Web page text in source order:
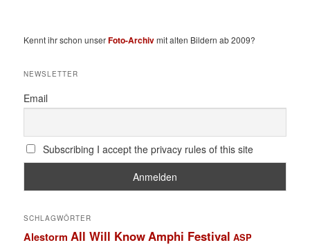
Kennt ihr schon unserFoto-Archivmit alten Bildern ab 2009?
NEWSLETTER
Email
Subscribing I accept the privacy rules of this site
SCHLAGWÖRTER
Alestorm All Will KnowAmphi Festival ASP